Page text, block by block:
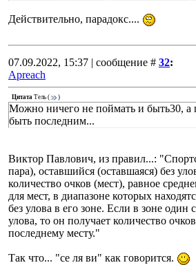
Действительно, парадокс....
07.09.2022, 15:37 | сообщение # 32:
Apreach
Цитата Тель ( )
Можно ничего не поймать и быть30, а
быть последним...
Виктор Павлович, из правил...:
пара), оставшийся (оставшаяся) без
количество очков (мест), равное
для мест, в диапазоне которых
без улова в его зоне. Если в зоне один
улова, то он получает количество
последнему месту."
Так что... "се ля ви" как говорится.